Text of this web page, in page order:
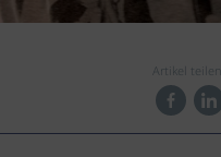
Artikel teilen: